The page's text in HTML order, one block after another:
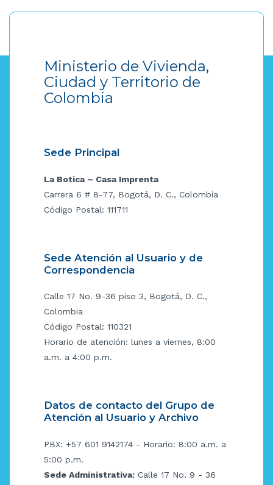
Ministerio de Vivienda,
Ciudad y Territorio de
Colombia
Sede Principal
La Botica – Casa Imprenta
Carrera 6 # 8-77, Bogotá, D. C., Colombia
Código Postal: 111711
Sede Atención al Usuario y de
Correspondencia
Calle 17 No. 9-36 piso 3, Bogotá, D. C.,
Colombia
Código Postal: 110321
Horario de atención: lunes a viernes, 8:00
a.m. a 4:00 p.m.
Datos de contacto del Grupo de
Atención al Usuario y Archivo
PBX: +57 601 9142174 - Horario: 8:00 a.m. a
5:00 p.m.
Sede Administrativa: Calle 17 No. 9 - 36